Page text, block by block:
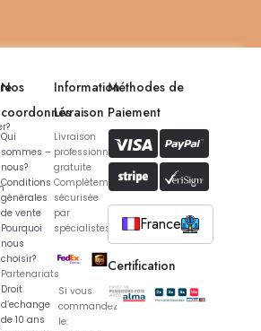
Nos
coordonnés
Qui
sommes –
nous?
Conditions
générales
de vente
Pourquoi
nous
choisir?
Partenariats
Droit
d’echange
de 10 ans
Information
Livraison
Livraison
professionnelle
gratuite
Complètement
sécurisée
par
spécialistes
Si vous
commandez
le:
Méthodes de
Paiement
France
Certification